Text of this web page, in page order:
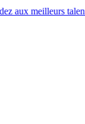
talents avec G-P